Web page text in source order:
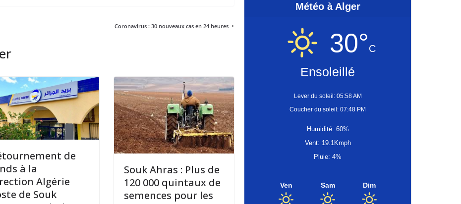
Coronavirus : 30 nouveaux cas en 24 heures
de
à la
Algérie
de Souk
Souk Ahras : Plus de
120 000 quintaux de
semences pour les
Météo à Alger
30°C
Ensoleillé
Lever du soleil: 05:58 AM
Coucher du soleil: 07:48 PM
Humidité: 60%
Vent: 19.1Kmph
Pluie: 4%
Ven Sam Dim